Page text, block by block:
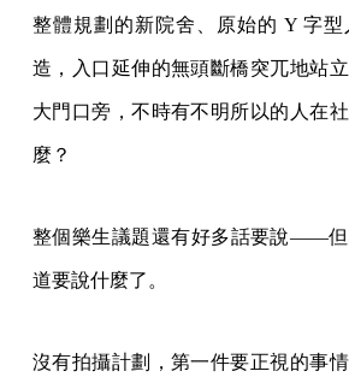
整體規劃的新院舍、原始的 Y 字
造，入口延伸的無頭斷橋突兀地站
大門口旁，不時有不明所以的人在
麼？
整個樂生議題還有好多話要說——但
道要說什麼了。
沒有拍攝計劃，第一件要正視的事